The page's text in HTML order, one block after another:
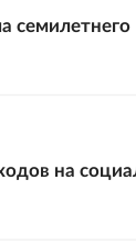
семилетнего
на